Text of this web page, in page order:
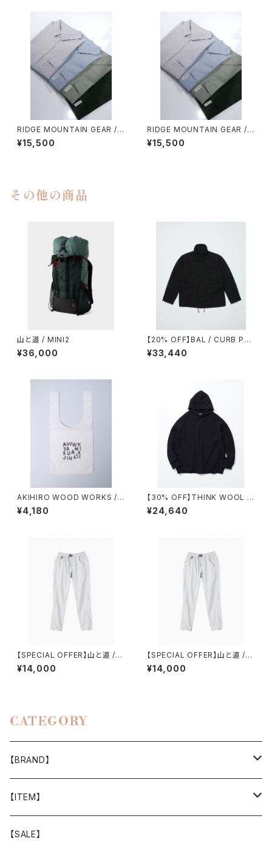
RIDGE MOUNTAIN GEAR / B
ASIC SHORT SLEEVE SHIR
T（WOMEN）
¥15,500
RIDGE MOUNTAIN GEAR / B
ASIC SHORT SLEEVE SHIR
T（MEN）
¥15,500
その他の商品
山と道 / MINI2
¥36,000
【20% OFF】BAL / CURB PO
CKET FIELD JACKET
¥33,440
AKIHIRO WOOD WORKS /
コンビニタイベック袋
¥4,180
【30% OFF】THINK WOOL /
BRUSHED LINING PARKA
¥24,640
【SPECIAL OFFER】山と道 /５
POCKET PANTS（WOMEN）
¥14,000
【SPECIAL OFFER】山と道 /５
POCKET PANTS（MEN）
¥14,000
CATEGORY
【BRAND】
山と道
T-SHIRT
迷迭香
【ITEM】
WEAR
【SALE】